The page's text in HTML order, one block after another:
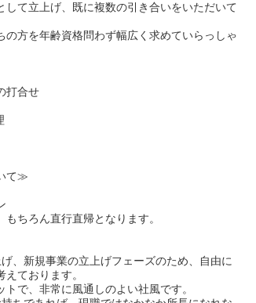
して立上げ、既に複数の引き合いをいただいて
の方を年齢資格問わず幅広く求めていらっしゃ
打合せ
て≫
ちろん直行直帰となります。
、新規事業の立上げフェーズのため、自由に
ております。
で、非常に風通しのよい社風です。